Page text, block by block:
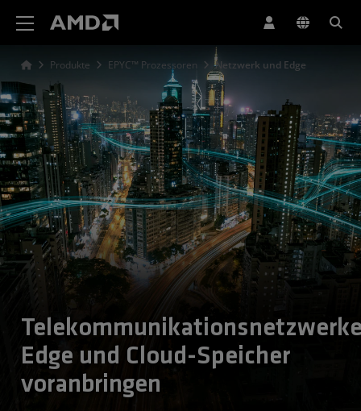
Produkte EPYC™ Prozessoren Netzwerk und Edge
Edge und Cloud-Speicher
voranbringen